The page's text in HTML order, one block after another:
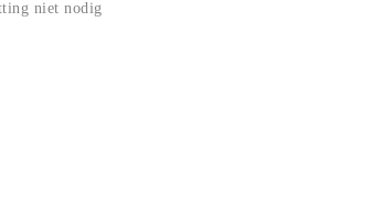
niet nodig